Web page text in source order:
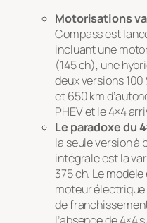
Motorisations
Compass est
incluant une
(145 ch), une
deux versions
et 650 km
PHEV et le 4×4
Le paradoxe du
la seule version à
intégrale est la
375 ch. Le
moteur
de